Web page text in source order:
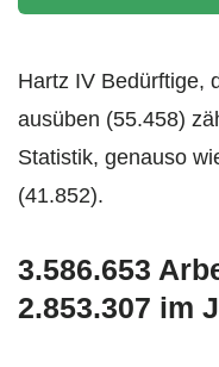
Hartz IV Bedürftige,
ausüben (55.458)
Statistik, genauso
(41.852).
3.586.653
2.853.307 im